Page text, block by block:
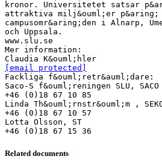
kronor. Universitetet satsar
attraktiva milj&ouml;er p&aring;
campusomr&aring;den i Alnarp,
och Uppsala.
www.slu.se
Mer information:
[email protected]
Fackliga f&ouml;retr&auml;dare:
Saco-S f&ouml;reningen SLU, SACO
+46 (0)18 67 10 85
Linda Th&ouml;rnstr&ouml;m ,
+46 (0)18 67 10 57
Lotta Olsson, ST
Related documents